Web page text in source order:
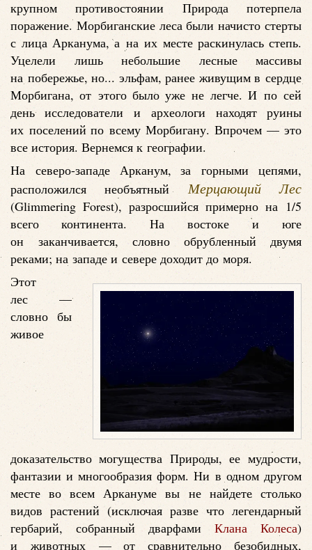
крупном противостоянии Природа потерпела
поражение. Морбиганские леса были начисто стерты
с лица Арканума, а на их месте раскинулась степь.
Уцелели лишь небольшие лесные массивы
на побережье, но... эльфам, ранее живущим в сердце
Морбигана, от этого было уже не легче. И по сей
день исследователи и археологи находят руины
их поселений по всему Морбигану. Впрочем — это
все история. Вернемся к географии.
На северо-западе Арканум, за горными цепями,
расположился необъятный Мерцающий Лес
(Glimmering Forest), разросшийся примерно на 1/5
всего континента. На востоке и юге
он заканчивается, словно обрубленный двумя
реками; на западе и севере доходит до моря.
Этот
лес —
словно бы
живое
доказательство могущества Природы, ее мудрости,
фантазии и многообразия форм. Ни в одном другом
месте во всем Аркануме вы не найдете столько
видов растений (исключая разве что легендарный
гербарий, собранный дварфами Клана Колеса)
и животных — от сравнительно безобидных,